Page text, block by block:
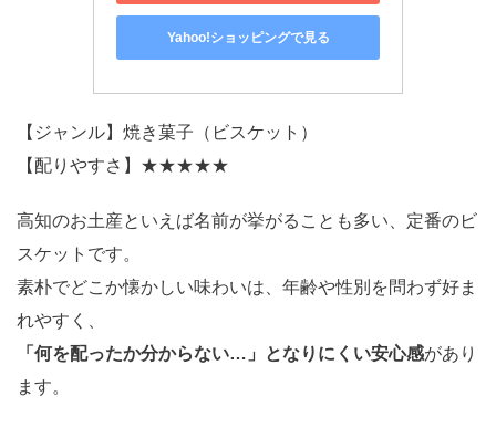
Yahoo!ショッピングで見る
【ジャンル】焼き菓子（ビスケット）
【配りやすさ】★★★★★
高知のお土産といえば名前が挙がることも多い、定番のビ
スケットです。
素朴でどこか懐かしい味わいは、年齢や性別を問わず好ま
れやすく、
「何を配ったか分からない…」となりにくい安心感があり
ます。